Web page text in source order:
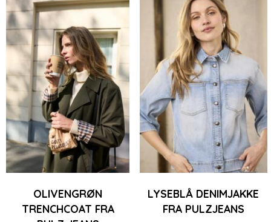
OLIVENGRØN
TRENCHCOAT FRA
LYSEBLÅ DENIMJAKKE
FRA PULZJEANS